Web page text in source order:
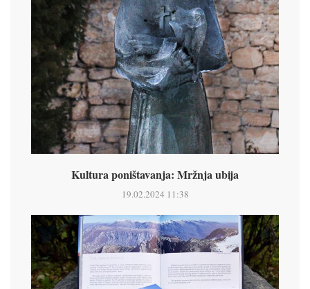
Kultura poništavanja: Mržnja ubija
19.02.2024 11:38